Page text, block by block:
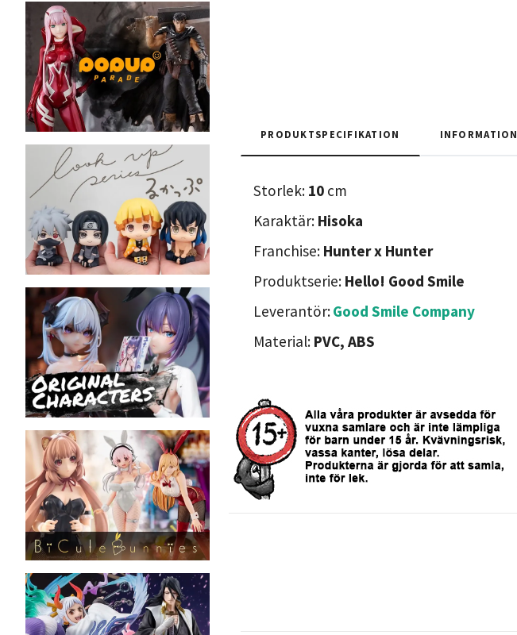
PRODUKTSPECIFIKATION INFORMATION
Storlek: 10 cm
Karaktär: Hisoka
Franchise: Hunter x Hunter
Produktserie: Hello! Good Smile
Leverantör:Good Smile Company
Material: PVC, ABS